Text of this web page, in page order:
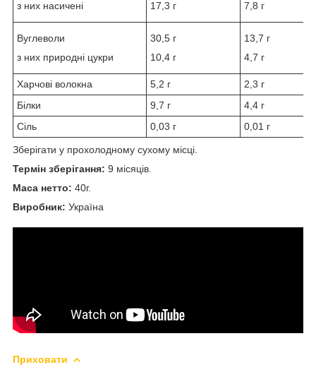
з них насичені 17,3 г 7,8 г
Вуглеволи
з них природні цукри
30,5 г
10,4 г
13,7 г
4,7 г
Харчові волокна 5,2 г
2,3 г
Білки
9,7 г
4,4 г
Сіль
0,03 г 0,01 г
Зберігати у прохолодному сухому місці.
Термін зберігання: 9 місяців.
Маса нетто: 40г.
Виробник: Україна
Приховати